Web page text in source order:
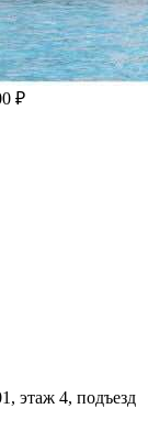
₽
этаж 4, подъезд